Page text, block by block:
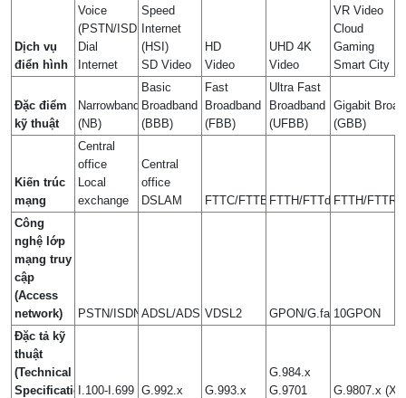
Dịch vụ
điển hình
Voice
(PSTN/ISDN)
Dial
Internet
Speed
Internet
(HSI)
SD Video
HD
Video
UHD 4K
Video
VR Video
Cloud
Gaming
Smart City
Đặc điểm
kỹ thuật
Narrowband
(NB)
Basic
Broadband
(BBB)
Fast
Broadband
(FBB)
Ultra Fast
Broadband
(UFBB)
Gigabit
(GBB)
Kiến trúc
mạng
Central
office
Local
exchange
Central
office
DSLAM
FTTC/FTTB FTTH/FTTdpFTTH/FTTR
Công
nghệ lớp
mạng truy
cập
(Access
network)
PSTN/ISDN ADSL/ADSL2+VDSL2 GPON/G.fast10GPON
Đặc tả kỹ
thuật
(Technical
Specification)I.100-I.699 G.992.x G.993.x
G.984.x
G.9701
G.9807.x